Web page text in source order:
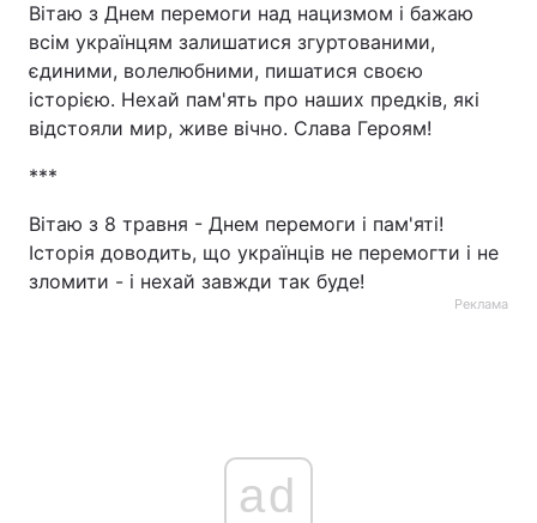
Вітаю з Днем перемоги над нацизмом і бажаю
всім українцям залишатися згуртованими,
єдиними, волелюбними, пишатися своєю
історією. Нехай пам'ять про наших предків, які
відстояли мир, живе вічно. Слава Героям!
***
Вітаю з 8 травня - Днем перемоги і пам'яті!
Історія доводить, що українців не перемогти і не
зломити - і нехай завжди так буде!
Реклама
ad